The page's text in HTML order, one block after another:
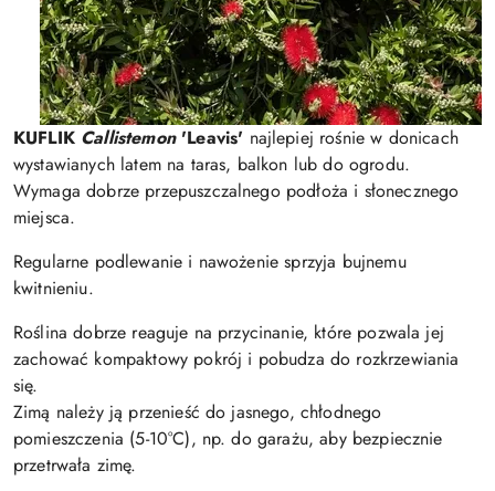
KUFLIK Callistemon'Leavis' najlepiej rośnie w donicach
wystawianych latem na taras, balkon lub do ogrodu.
Wymaga dobrze przepuszczalnego podłoża i słonecznego
miejsca.
Regularne podlewanie i nawożenie sprzyja bujnemu
kwitnieniu.
Roślina dobrze reaguje na przycinanie, które pozwala jej
zachować kompaktowy pokrój i pobudza do rozkrzewiania
się.
Zimą należy ją przenieść do jasnego, chłodnego
pomieszczenia (5-10°C), np. do garażu, aby bezpiecznie
przetrwała zimę.